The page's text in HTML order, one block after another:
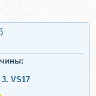
3. VS17